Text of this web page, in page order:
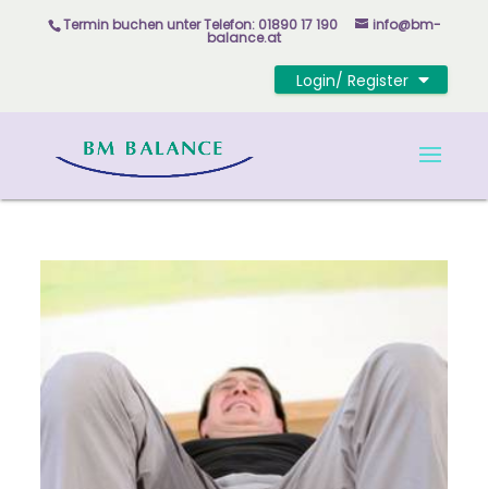
Termin buchen unterTelefon: 01890 17 190 info@bm-
balance.at
Login/ Register